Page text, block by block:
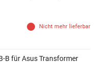
Nicht mehr lieferbar
B für Asus Transformer